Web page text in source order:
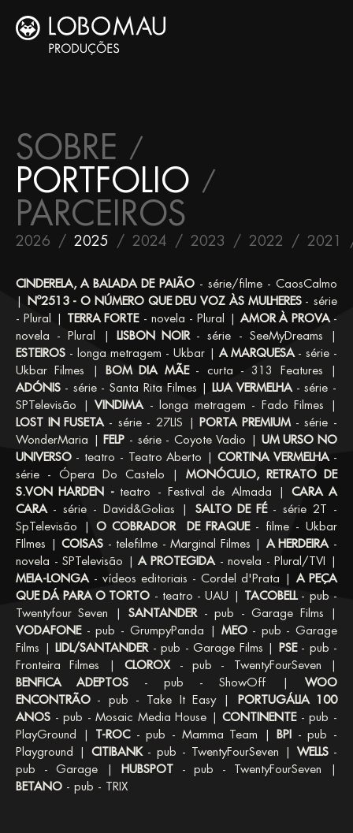
SOBRE
PORTFOLIO
PARCEIROS
2026 2025 2024 2023 2022 2021
CINDERELA, A BALADA DE PAIÃO- série/filme - CaosCalmo
Nº2513 - O NÚMERO QUE DEU VOZ ÀS MULHERES - série
- Plural | TERRA FORTE- novela - Plural |AMOR À PROVA -
novela - Plural |
LISBON NOIR - série - SeeMyDreams |
ESTEIROS - longa metragem - Ukbar | A MARQUESA - série -
Ukbar Filmes |
BOM DIA MÃE - curta - 313 Features |
ADÓNIS - série - Santa Rita Filmes | LUA VERMELHA - série -
SPTelevisão |
VINDIMA - longa metragem - Fado Filmes |
LOST IN FUSETA - série - 27LIS | PORTA PREMIUM - série -
WonderMaria |
FELP - série - Coyote Vadio |
UM URSO NO
UNIVERSO - teatro - Teatro Aberto | CORTINA VERMELHA -
série - Ópera Do Castelo |
MONÓCULO, RETRATO DE
S.VON HARDEN - teatro - Festival de Almada |
CARA A
CARA - série - David&Golias | SALTO DE FÉ - série 2T -
SpTelevisão |
O COBRADOR DE FRAQUE - filme - Ukbar
FIlmes |COISAS - telefilme - Marginal Filmes | A HERDEIRA -
novela - SPTelevisão |
A PROTEGIDA - novela - Plural/TVI |
MEIA-LONGA - vídeos editoriais - Cordel d'Prata | A PEÇA
QUE DÁ PARA O TORTO - teatro - UAU | TACOBELL- pub -
Twentyfour Seven |SANTANDER - pub - Garage Films |
VODAFONE- pub - GrumpyPanda |MEO - pub - Garage
Films |
LIDL/SANTANDER - pub - Garage Films | PSE- pub -
Fronteira Filmes |CLOROX - pub - TwentyFourSeven |
BENFICA ADEPTOS - pub - ShowOff |WOO
ENCONTRÃO - pub - Take It Easy |
PORTUGÁLIA 100
ANOS - pub - Mosaic Media House |CONTINENTE- pub -
PlayGround | T-ROC- pub - Mamma Team | BPI
- pub -
Playground | CITIBANK - pub - TwentyFourSeven | WELLS -
pub - Garage |
HUBSPOT - pub - TwentyFourSeven |
BETANO - pub - TRIX